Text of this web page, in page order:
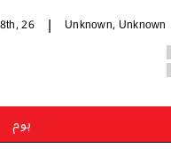
Unknown, Unknown
26
ہوم